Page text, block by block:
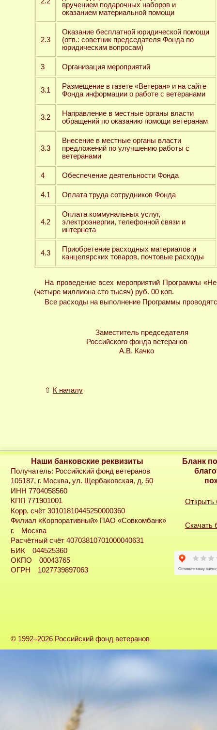
вручением подарочных наборов и
оказанием материальной помощи
2.3
Оказание бесплатной юридической помощи
(отв.: советник председателя Фонда по
юридическим вопросам)
3 Организация мероприятий
3.1
Размещение в газете «Ветеран» и на сайте
Фонда информации о работе с ветеранами
3.2
Направление в местные органы власти
обращений по оказанию помощи ветеранам
3.3
Внесение в местные органы власти
предложений по улучшению работы с
ветеранами
4 Обеспечение деятельности Фонда
4.1 Оплата труда сотрудников Фонда
4.2
Оплата коммунальных услуг,
электроэнергии, телефонной связи и
интернета
4.3
Приобретение расходных материалов и
канцелярских товаров, почтовые расходы
На проведение всех мероприятий Программы
(четыре миллиона сто тысяч) руб. 00 коп.
Все расходы на выполнение Программы
Заместитель председателя
Российского фонда ветеранов
А.В. Качко
⇧ К началу
Наши банковские реквизиты
Получатель: Российский фонд ветеранов
105187, г. Москва, ул. Щербаковская, д. 50
ИНН 7704058560
КПП 771901001
Корр. счёт 30101810445250000360
Филиал «Корпоративный» ПАО «Совкомбанк»
г. Москва
Расчётный счёт 40703810701000040631
БИК 044525360
ОКПО 00043765
ОГРН 1027739897063
Бланк
Открыть
Скачать
© 1992–2026 Российский фонд ветеранов